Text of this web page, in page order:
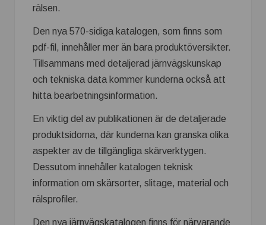
rälsen.
Den nya 570-sidiga katalogen, som finns som
pdf-fil, innehåller mer än bara produktöversikter.
Tillsammans med detaljerad järnvägskunskap
och tekniska data kommer kunderna också att
hitta bearbetningsinformation.
En viktig del av publikationen är de detaljerade
produktsidorna, där kunderna kan granska olika
aspekter av de tillgängliga skärverktygen.
Dessutom innehåller katalogen teknisk
information om skärsorter, slitage, material och
rälsprofiler.
Den nya järnvägskatalogen finns för närvarande